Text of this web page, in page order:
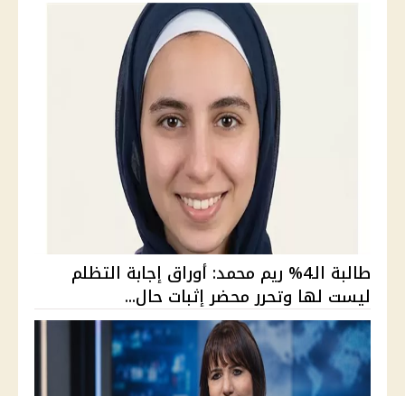
طالبة الـ4% ريم محمد: أوراق إجابة التظلم
ليست لها وتحرر محضر إثبات حال...